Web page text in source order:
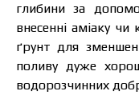
глибини за
внесенні аміаку
ґрунт для
поливу дуже
водорозчинних